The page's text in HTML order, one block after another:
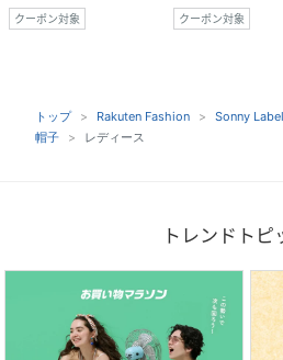
クーポン対象
クーポン対象
トップ Rakuten Fashion
Sonny
帽子
レディース
トレンドトピ